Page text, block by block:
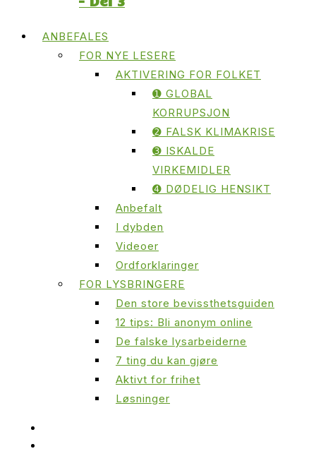
ANBEFALES
FOR NYE LESERE
AKTIVERING FOR FOLKET
➊ GLOBAL
KORRUPSJON
➋ FALSK KLIMAKRISE
➌ ISKALDE
VIRKEMIDLER
➍ DØDELIG HENSIKT
Anbefalt
I dybden
Videoer
Ordforklaringer
FOR LYSBRINGERE
Den store bevissthetsguiden
12 tips: Bli anonym online
De falske lysarbeiderne
7 ting du kan gjøre
Aktivt for frihet
Løsninger